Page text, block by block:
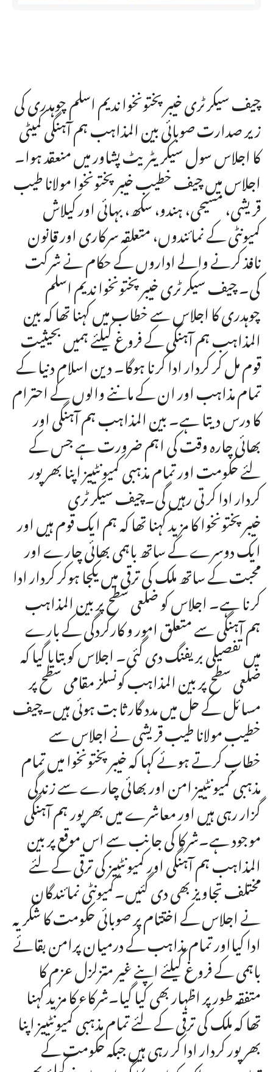
چیف سیکرٹری خیبرپختونخوا ندیم اسلم چوہدری کی
زیر صدارت صوبائی بین المذاہب ہم آہنگی کمیٹی
کا اجلاس سول سیکریٹریٹ پشاور میں منعقد ہوا۔
اجلاس میں چیف خطیب خیبرپختونخوا مولانا طیب
قریشی، مسیحی، ہندو، سکھ، بہائی اور کیلاش
کمیونٹی کے نمائندوں، متعلقہ سرکاری اور قانون
نافذ کرنے والے اداروں کے حکام نے شرکت
کی۔ چیف سیکرٹری خیبرپختونخوا ندیم اسلم
چوہدری کا اجلاس سے خطاب میں کہنا تھا کہ بین
المذاہب ہم آہنگی کے فروغ کیلئے ہمیں بحیثیت
قوم مل کر کردار ادا کرنا ہوگا۔ دین اسلام دنیا کے
تمام مذاہب اور ان کے ماننے والوں کے احترام
کا درس دیتا ہے۔ بین المذاہب ہم آہنگی اور
بھائی چارہ وقت کی اہم ضرورت ہے جس کے
لئے حکومت اور تمام مذہبی کمیونٹییز اپنا بھرپور
کردار ادا کرتی رہیں گی۔چیف سیکرٹری
خیبرپختونخوا کا مزید کہنا تھا کہ ہم ایک قوم ہیں اور
ایک دوسرے کے ساتھ باہمی بھائی چارے اور
محبت کے ساتھ ملک کی ترقی میں یکجا ہوکر کردار ادا
کرنا ہے۔ اجلاس کو ضلعی سطح پر بین المذاہب
ہم آہنگی سے متعلق امور و کارکردگی کے بارے
میں تفصیلی بریفنگ دی گئی۔ اجلاس کو بتایا گیا کہ
ضلعی سطح پر بین المذاہب کونسلز مقامی سطح پر
مسائل کے حل میں مدد گار ثابت ہوئی ہیں۔چیف
خطیب مولانا طیب قریشی نے اجلاس سے
خطاب کرتے ہوئے کہا کہ خیبرپختونخوا میں تمام
مذہبی کمیونٹییز امن اور بھائی چارے سے زندگی
گزار رہی ہیں اور معاشرے میں بھرپور ہم آہنگی
موجود ہے۔شرکا کی جانب سے اس موقع پر بین
المذاہب ہم آہنگی اور کمیونٹییز کی ترقی کے لئے
مختلف تجاویز بھی دی گئیں۔کمیونٹی نمائندگان
نے اجلاس کے اختتام پر صوبائی حکومت کا شکریہ
ادا کیااور تمام مذاہب کے درمیان پرامن بقائے
باہمی کے فروغ کیلئے اپنے غیر متزلزل عزم کا
متفقہ طور پر اظہار بھی کیا گیا۔شرکاء کا مزید کہنا
تھا کہ ملک کی ترقی کے لئے تمام مذہبی کمیونٹییز اپنا
بھرپور کردار ادا کر رہی ہیں جبکہ حکومت کے